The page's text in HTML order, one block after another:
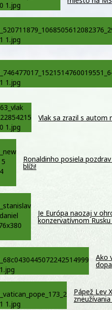
Vlak sa zrazil s autom
Ronaldinho posiela
blíži!
Je Európa naozaj v
konzervatívnom Rusku
Ako
Pápež Lev